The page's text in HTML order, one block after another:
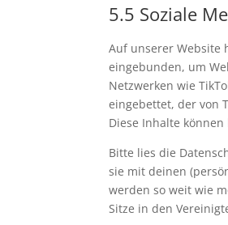
5.5 Soziale
Auf unserer Website
eingebunden, um
Netzwerken wie
eingebettet, der von
Diese Inhalte
Bitte lies die
sie mit deinen
werden so weit wie
Sitze in den